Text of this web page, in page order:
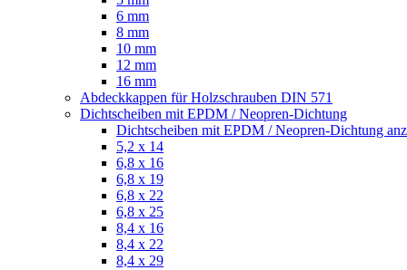
6 mm
8 mm
10 mm
12 mm
16 mm
Abdeckkappen für Holzschrauben DIN 571
Dichtscheiben mit EPDM / Neopren-Dichtung
Dichtscheiben mit EPDM / Neopren-Dichtung
5,2 x 14
6,8 x 16
6,8 x 19
6,8 x 22
6,8 x 25
8,4 x 16
8,4 x 22
8,4 x 29